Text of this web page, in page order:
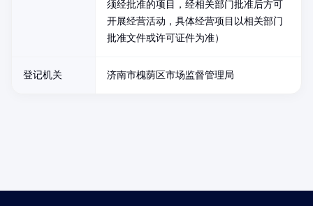
须经批准的项目，经相关部门批准后方可
开展经营活动，具体经营项目以相关部门
批准文件或许可证件为准）
登记机关 济南市槐荫区市场监督管理局